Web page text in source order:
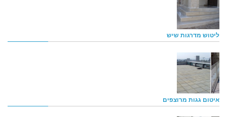
ליטוש מדרגות שיש
איטום גגות מרוצפים